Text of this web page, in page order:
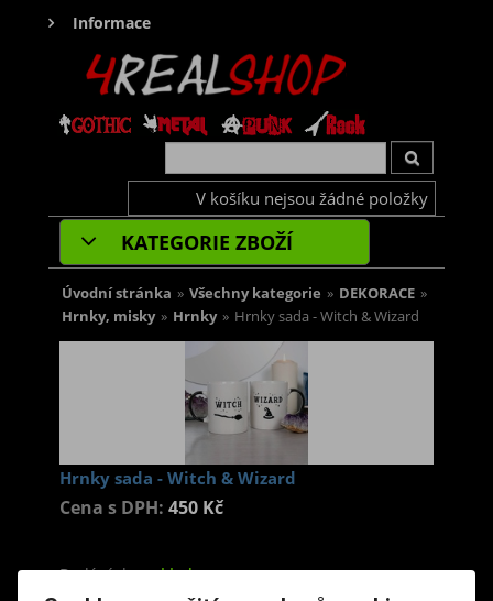
Informace
V košíku nejsou žádné položky
KATEGORIE ZBOŽÍ
Úvodní stránka » Všechny kategorie » DEKORACE »
Hrnky, misky » Hrnky » Hrnky sada - Witch & Wizard
Hrnky sada - Witch & Wizard
Cena s DPH: 450 Kč
Dodání dny:skladem